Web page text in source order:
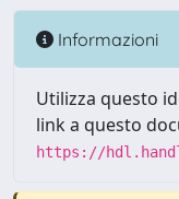
Informazioni
Utilizza questo
link a questo
https://